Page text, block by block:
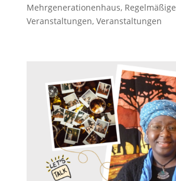
Mehrgenerationenhaus, Regelmäßige
Veranstaltungen, Veranstaltungen